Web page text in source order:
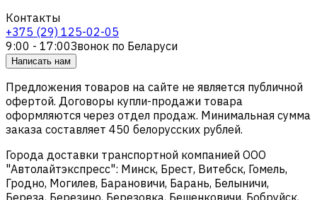
Контакты
+375 (29) 125-02-05
9:00 - 17:00Звонок по Беларуси
Написать нам
Предложения товаров на сайте не является публичной
офертой. Договоры купли-продажи товара
оформляются через отдел продаж. Минимальная сумма
заказа составляет 450 белорусских рублей.
Города доставки транспортной компанией ООО
"Автолайтэкспресс": Минск, Брест, Витебск, Гомель,
Гродно, Могилев, Барановичи, Барань, Белыничи,
Береза, Березино, Березовка, Бешенковичи, Бобруйск,